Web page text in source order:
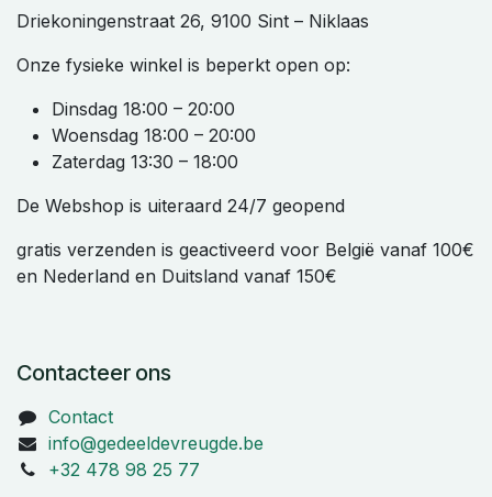
Driekoningenstraat 26, 9100 Sint – Niklaas
Onze fysieke winkel is beperkt open op:
Dinsdag 18:00 – 20:00
Woensdag 18:00 – 20:00
Zaterdag 13:30 – 18:00
De Webshop is uiteraard 24/7 geopend
gratis verzenden is geactiveerd voor België vanaf 100€
en Nederland en Duitsland vanaf 150€
Contacteer ons
Contact
info@gedeeldevreugde.be
+32 478 98 25 77